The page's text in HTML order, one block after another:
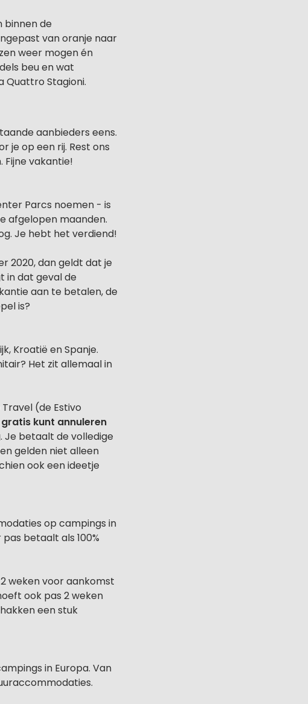
binnen de
van oranje naar
weer mogen én
beu en wat
Quattro Stagioni.
aanbieders eens.
je op een rij. Rest ons
Fijne vakantie!
Parcs noemen - is
afgelopen maanden.
Je hebt het verdiend!
2020, dan geldt dat je
in dat geval de
aan te betalen, de
is?
Kroatië en Spanje.
Het zit allemaal in
(de Estivo
gratis kunt annuleren
Je betaalt de volledige
gelden niet alleen
ook een ideetje
op campings in
betaalt als 100%
weken voor aankomst
ook pas 2 weken
een stuk
in Europa. Van